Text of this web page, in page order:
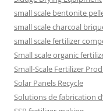
small scale bentonite
small scale charcoal
small scale fertilizer
Small scale organic
Small-Scale Fertilizer
Solar Panels Recycle
Solutions de fabrication